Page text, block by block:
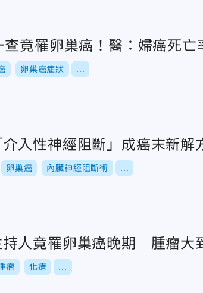
竟罹卵巢癌！醫：婦癌死亡
卵巢癌症狀
入性神經阻斷」成癌末新解
卵巢癌 內臟神經阻斷術
人竟罹卵巢癌晚期 腫瘤大
瘤 化療